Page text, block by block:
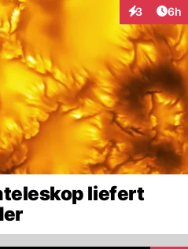
3 6h
liefert